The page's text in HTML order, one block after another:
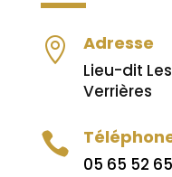
 Adresse
Lieu-dit
Verrières

05 65 52